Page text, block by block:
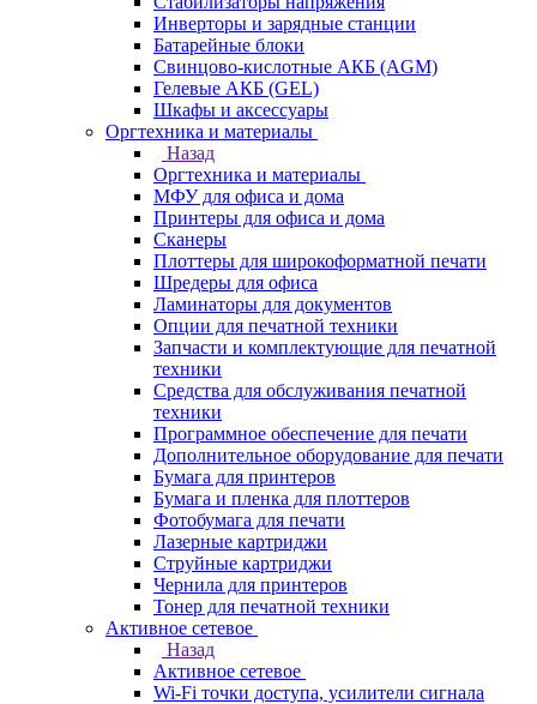
Инверторы и зарядные станции
Батарейные блоки
Свинцово-кислотные АКБ (AGM)
Гелевые АКБ (GEL)
Шкафы и аксессуары
Оргтехника и материалы
Назад
Оргтехника и материалы
МФУ для офиса и дома
Принтеры для офиса и дома
Сканеры
Плоттеры для широкоформатной печати
Шредеры для офиса
Ламинаторы для документов
Опции для печатной техники
Запчасти и комплектующие для печатной
техники
Средства для обслуживания печатной
техники
Программное обеспечение для печати
Дополнительное оборудование для печати
Бумага для принтеров
Бумага и пленка для плоттеров
Фотобумага для печати
Лазерные картриджи
Струйные картриджи
Чернила для принтеров
Тонер для печатной техники
Активное сетевое
Назад
Активное сетевое
Wi-Fi точки доступа, усилители сигнала